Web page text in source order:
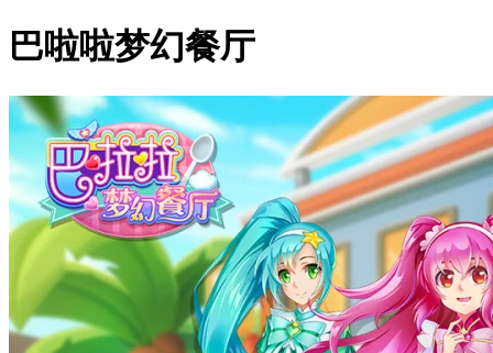
巴啦啦梦幻餐厅